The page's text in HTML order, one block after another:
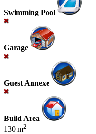
Swimming Pool
Garage
Guest Annexe
Build Area
130 m2